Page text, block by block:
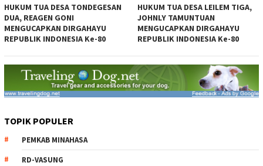
HUKUM TUA DESA TONDEGESAN
DUA, REAGEN GONI
MENGUCAPKAN DIRGAHAYU
REPUBLIK INDONESIA Ke-80
HUKUM TUA DESA LEILEM TIGA,
JOHNLY TAMUNTUAN
MENGUCAPKAN DIRGAHAYU
REPUBLIK INDONESIA Ke-80
TOPIK POPULER
PEMKAB MINAHASA
RD-VASUNG